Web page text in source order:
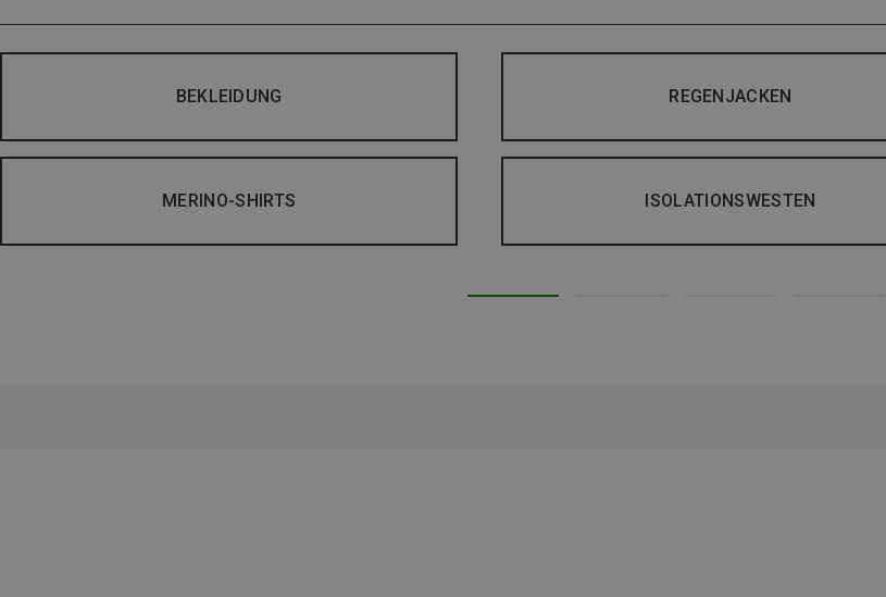
BEKLEIDUNG REGENJACKEN
MERINO-SHIRTS ISOLATIONSWESTEN